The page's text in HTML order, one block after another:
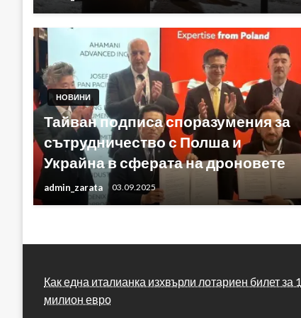
НОВИНИ
Тайван подписа споразумения за
сътрудничество с Полша и
Украйна в сферата на дроновете
admin_zarata 03.09.2025
Как една италианка изхвърли лотариен билет за 1
милион евро